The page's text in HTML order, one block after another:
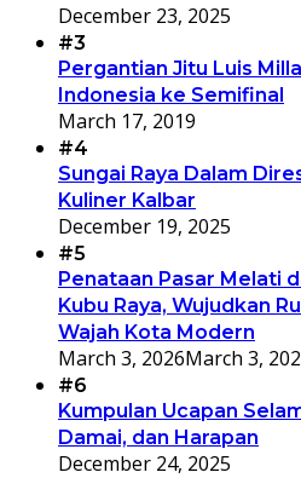
December 23, 2025
#3
Pergantian Jitu Luis
Indonesia ke Semifinal
March 17, 2019
#4
Sungai Raya Dalam
Kuliner Kalbar
December 19, 2025
#5
Penataan Pasar Melati
Kubu Raya, Wujudkan
Wajah Kota Modern
March 3, 2026March 3,
#6
Kumpulan Ucapan
Damai, dan Harapan
December 24, 2025